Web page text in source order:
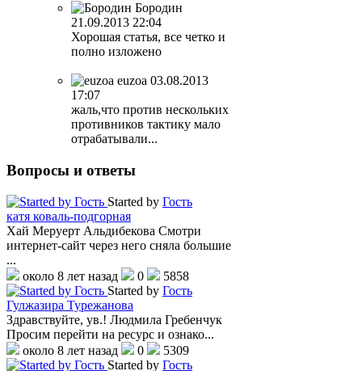
Бородин
21.09.2013 22:04
Хорошая статья, все четко и
полно изложено
euzoa 03.08.2013
17:07
жаль,что против нескольких
противников тактику мало
отрабатывали...
Вопросы и ответы
Started by Гость
катя коваль-подгорная
Хай Меруерт Альдибекова Смотри
интернет-сайт через него сняла большие
...
около 8 лет назад
0
5858
Started by Гость
Гулжазира Турежанова
Здравствуйте, ув.! Людмила Гребенчук
Просим перейти на ресурс и ознако...
около 8 лет назад
0
5309
Started by Гость